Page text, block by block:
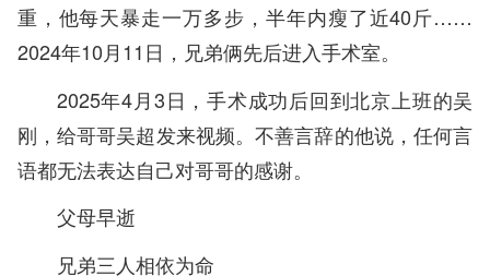
重，他每天暴走一万多步，半年内瘦了近40斤……
2024年10月11日，兄弟俩先后进入手术室。
2025年4月3日，手术成功后回到北京上班的吴
刚，给哥哥吴超发来视频。不善言辞的他说，任何言
语都无法表达自己对哥哥的感谢。
父母早逝
兄弟三人相依为命